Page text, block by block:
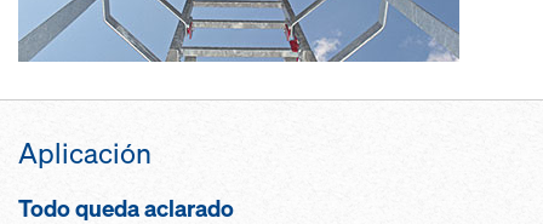
Aplicación
Todo queda aclarado